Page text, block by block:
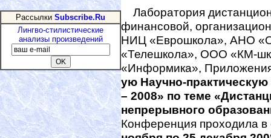
Лаборатория
финансовой,
НИЦ «Еврошкола», АНО
«Телешкола», OOO «КМ-
«Информика»,
ую Научно-
– 2008» по теме
непрерывного
Конференция проходила
Рассылки Subscribe.Ru
Лингво-стилистические
анализы произведений